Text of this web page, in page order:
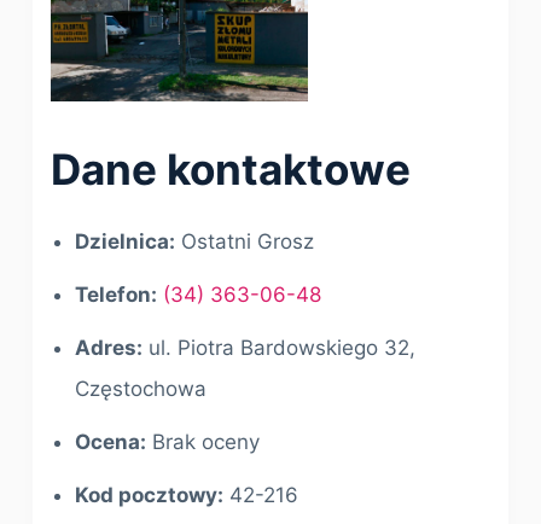
Dane kontaktowe
Dzielnica: Ostatni Grosz
Telefon: (34) 363-06-48
Adres: ul. Piotra Bardowskiego 32,
Częstochowa
Ocena: Brak oceny
Kod pocztowy: 42-216